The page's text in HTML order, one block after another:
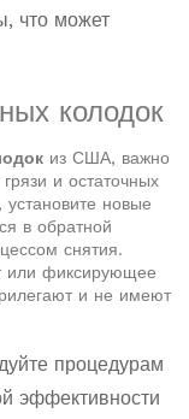
что может
колодок
из США, важно
и остаточных
установите новые
в обратной
снятия.
или фиксирующее
и не имеют
процедурам
эффективности